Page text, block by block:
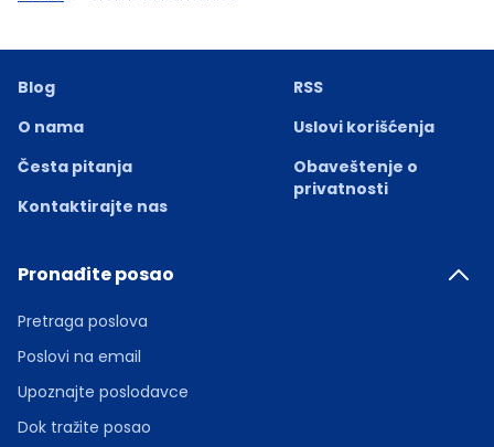
Blog
O nama
Česta pitanja
Kontaktirajte nas
RSS
Uslovi korišćenja
Obaveštenje o
privatnosti
Pronađite posao
Pretraga poslova
Poslovi na email
Upoznajte poslodavce
Dok tražite posao